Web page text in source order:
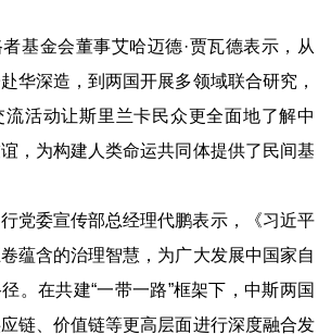
基金会董事艾哈迈德·贾瓦德表示，从
华深造，到两国开展多领域联合研究，
流活动让斯里兰卡民众更全面地了解中
，为构建人类命运共同体提供了民间基
党委宣传部总经理代鹏表示，《习近平
蕴含的治理智慧，为广大发展中国家自
。在共建“一带一路”框架下，中斯两国
链、价值链等更高层面进行深度融合发